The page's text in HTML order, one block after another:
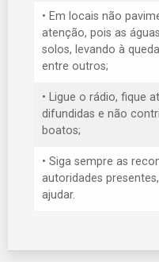
• Em locais não
atenção, pois as
solos, levando à
entre outros;
• Ligue o rádio, fique
difundidas e não
boatos;
• Siga sempre as
autoridades
ajudar.